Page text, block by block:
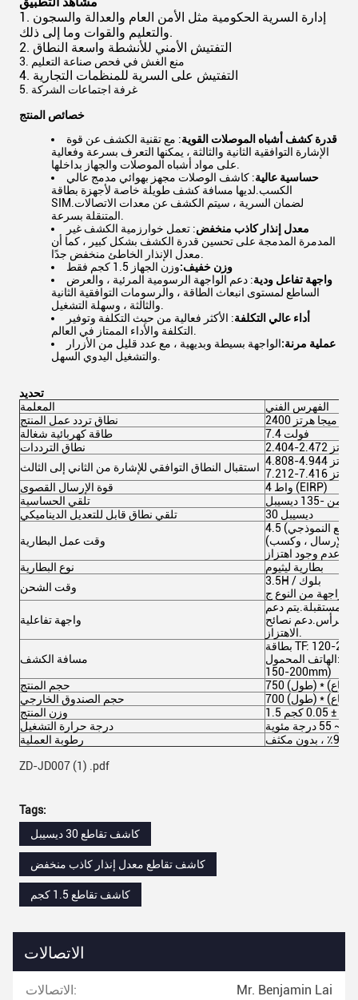
1. إدارة السرية الحكومية مثل الأمن العام والعدالة والسجون
والتعليم والقوات وما إلى ذلك.
2. التفتيش الأمني ​​للأنشطة واسعة النطاق
3. منع الغش في فحص صناعة التعليم
4. التفتيش على السرية للمنظمات التجارية
5. غرفة اجتماعات الشركة
خصائص المنتج
قدرة كشف أشباه الموصلات القوية: مع تقنية الكشف عن قوة
الإشارة التوافقية الثانية والثالثة ، يمكنها التعرف بسرعة وفعالية
على مواد أشباه الموصلات والجهاز بداخلها.
حساسية عالية: كاشف الوصلات مجهز بهوائي مدمج عالي
الكسب.لديها مسافة كشف طويلة خاصة لأجهزة بطاقة
SIM.لضمان السرية ، سيتم الكشف عن معدات الاتصالات
المتنقلة بسرعة.
معدل إنذار كاذب منخفض: تعمل خوارزمية الكشف غير
المدمرة المدمجة على تحسين قدرة الكشف بشكل كبير ، كما أن
معدل الإنذار الخاطئ منخفض جدًا.
وزن خفيف:وزن الجهاز 1.5 كجم فقط
واجهة تفاعل ودية: دعم الواجهة الرسومية المرئية ، والعرض
الساطع لمستوى انبعاث الطاقة ، والرسومات التوافقية الثانية
والثالثة ، وسهلة التشغيل.
أداء عالي التكلفة: الأكثر فعالية من حيث التكلفة وتوفير
التكلفة والأداء الممتاز في العالم.
عملية مرنة:الواجهة بسيطة وبديهية ، مع عدد قليل من الأزرار
والتشغيل اليدوي السهل.
تحديد
المعلمة
الفهرس الفني
نطاق تردد عمل المنتج
2400 ميجا هرتز
طاقة كهربائية شغالة
7.4 فولت
نطاق الترددات
جيجاهرتز
استقبال النطاق التوافقي للإشارة من الثاني إلى الثالث
جيجا هرتز
جيجا هرتز
قوة الإرسال القصوى
4 واط (EIRP)
تلقي الحساسية
من -135 ديسيبل
تلقي نطاق قابل للتعديل الديناميكي
30 ديسيبل
وقت عمل البطارية
النموذجي)
(يعني الوضع النموذجي 30٪ من طاقة الإرسال ، وكسب
نوع البطارية
بطارية ليثيوم
وقت الشحن
3.5H / بلوك
واجهة من النوع ج
واجهة تفاعلية
المستقبلة.يتم دعم
الرأس.دعم نصائح
الاهتزاز.
مسافة الكشف
الهاتف المحمول: (Iphone7: 80-120mm Huawei P30:
150-200mm)
حجم المنتج
حجم الصندوق الخارجي
وزن المنتج
كجم ± 0.05 كجم
درجة حرارة التشغيل
رطوبة العملية
ZD-JD007 (1) .pdf
Tags:
كاشف تقاطع 30 ديسيبل
كاشف تقاطع معدل إنذار كاذب منخفض
كاشف تقاطع 1.5 كجم
الاتصالات
الاتصالات: Mr. Benjamin Lai